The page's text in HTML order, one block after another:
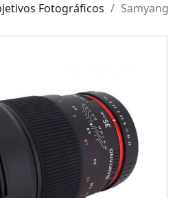
Fotográficos Samyang